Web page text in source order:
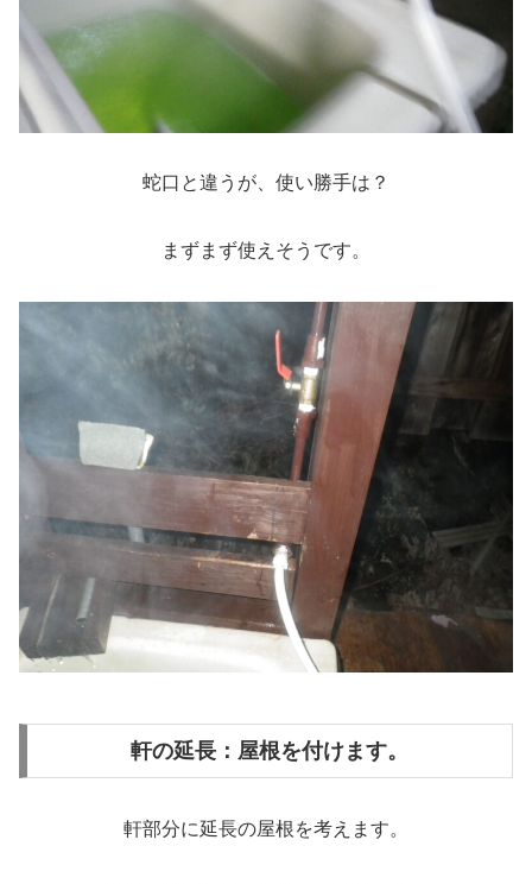
蛇口と違うが、使い勝手は？
まずまず使えそうです。
軒の延長：屋根を付けます。
軒部分に延長の屋根を考えます。